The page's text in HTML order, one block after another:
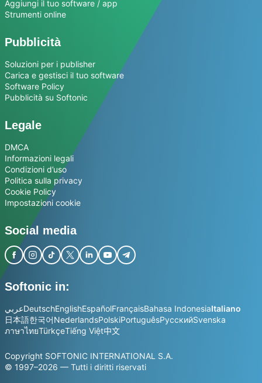
Aggiungi il tuo software / app
Strumenti online
Pubblicità
Soluzioni per i publisher
Carica e gestisci il tuo software
Software Policy
Pubblicità su Softonic
Legale
DMCA
Informazioni legali
Condizioni d’uso
Politica sulla privacy
Cookie Policy
Impostazioni cookie
Social media
Softonic in:
عربيDeutschEnglishEspañolFrançaisBahasa IndonesiaItaliano
日本語한국어NederlandsPolskiPortuguêsРусскийSvenska
ภาษาไทยTürkçeTiếng Việt中文
Copyright SOFTONIC INTERNATIONAL S.A.
© 1997–2026 — Tutti i diritti riservati